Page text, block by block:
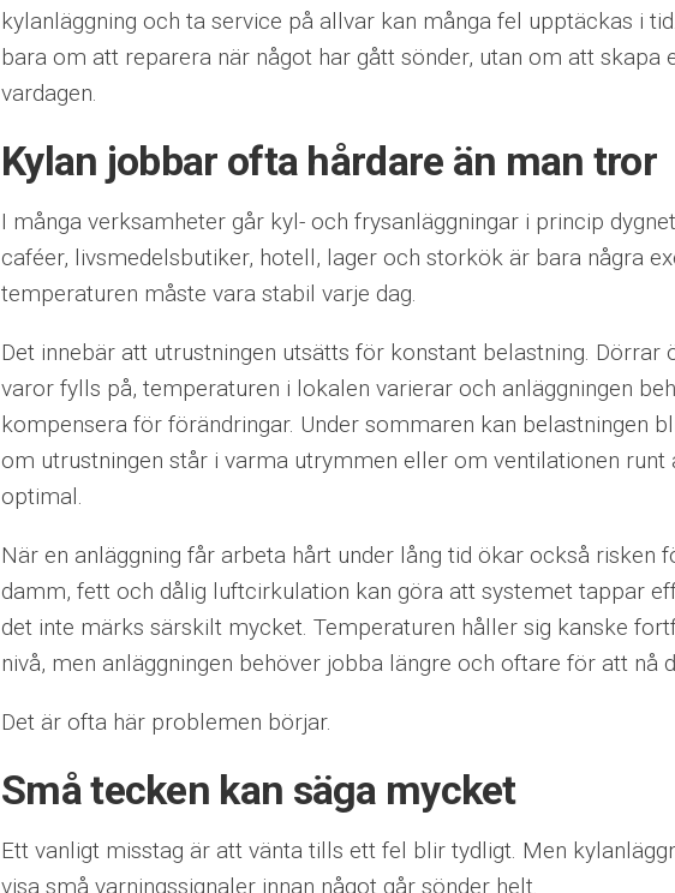
kylanläggning och ta service på allvar kan många fel upptäckas i
bara om att reparera när något har gått sönder, utan om att skapa
vardagen.
Kylan jobbar ofta hårdare än man tror
I många verksamheter går kyl- och frysanläggningar i princip
caféer, livsmedelsbutiker, hotell, lager och storkök är bara några
temperaturen måste vara stabil varje dag.
Det innebär att utrustningen utsätts för konstant belastning. Dörrar
varor fylls på, temperaturen i lokalen varierar och anläggningen
kompensera för förändringar. Under sommaren kan belastningen
om utrustningen står i varma utrymmen eller om ventilationen runt
optimal.
När en anläggning får arbeta hårt under lång tid ökar också risken
damm, fett och dålig luftcirkulation kan göra att systemet tappar
det inte märks särskilt mycket. Temperaturen håller sig kanske
nivå, men anläggningen behöver jobba längre och oftare för att nå
Det är ofta här problemen börjar.
Små tecken kan säga mycket
Ett vanligt misstag är att vänta tills ett fel blir tydligt. Men
visa små varningssignaler innan något går sönder helt.